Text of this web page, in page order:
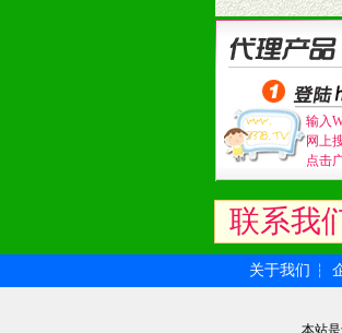
7、严格控制价
8、提供合理的
9、及时有力的
拉宝、海报、
10、提供信息
11、提供方便
12、不断寻求
和终端客户提
十二、加盟方
1、通过电话
2、与我公司
输入
网上
点击
联系我
关于我们 ┆
本站